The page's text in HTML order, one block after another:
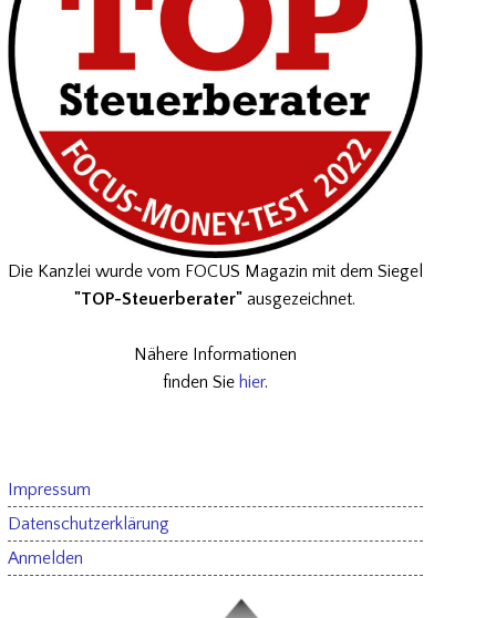
Die Kanzlei wurde vom FOCUS Magazin mit dem Siegel
"TOP-Steuerberater" ausgezeichnet.
Nähere Informationen
finden Sie hier.
Impressum
Datenschutzerklärung
Anmelden